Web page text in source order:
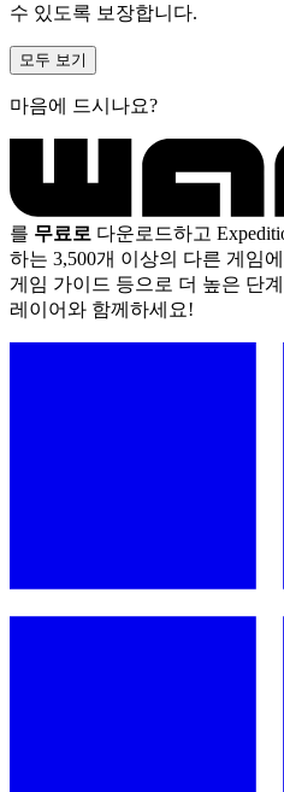
수 있도록 보장합니다.
모두 보기
마음에 드시나요?
를 무료로 다운로드하고
하는 3,500개 이상의 다른 게임
게임 가이드 등으로 더 높은 단
레이어와 함께하세요!